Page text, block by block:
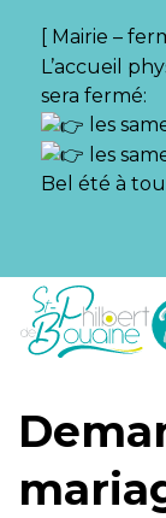
[ Mairie –
L’accueil
sera fermé:
les
les
Bel été à
Aller
Aller
contenu
Aller
pied